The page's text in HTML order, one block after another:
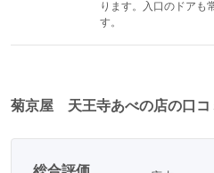
ります。入口のドアも
す。
菊京屋 天王寺あべの店の口コ